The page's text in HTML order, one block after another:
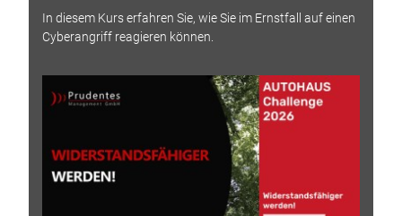
In diesem Kurs erfahren Sie, wie Sie im Ernstfall auf einen
Cyberangriff reagieren können.